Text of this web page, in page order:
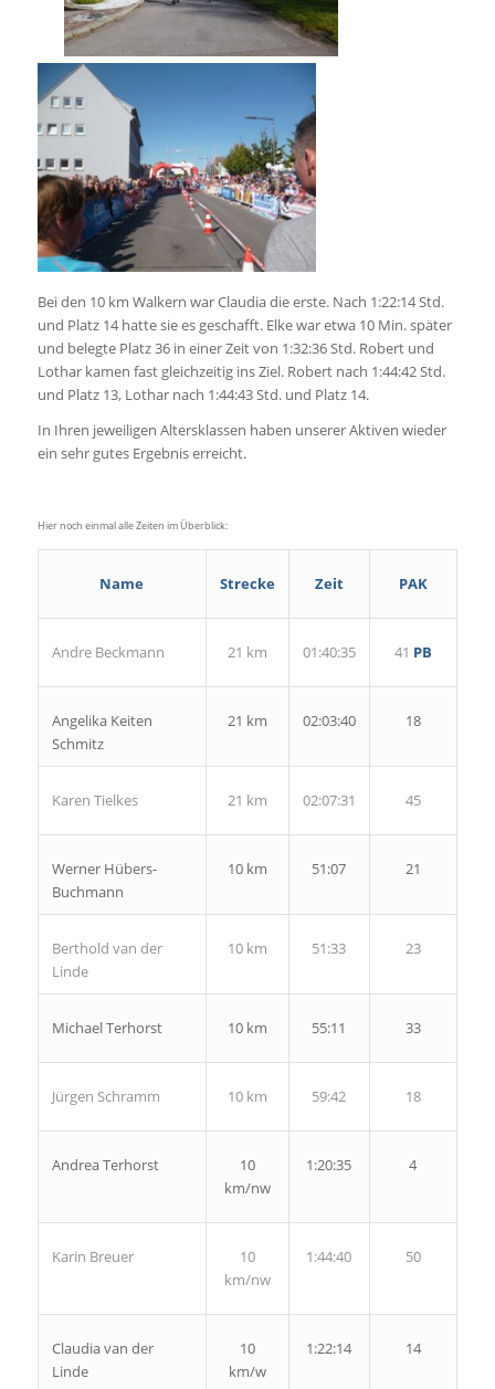
Bei den 10 km Walkern war Claudia die erste. Nach 1:22:14 Std.
und Platz 14 hatte sie es geschafft. Elke war etwa 10 Min. später
und belegte Platz 36 in einer Zeit von 1:32:36 Std. Robert und
Lothar kamen fast gleichzeitig ins Ziel. Robert nach 1:44:42 Std.
und Platz 13, Lothar nach 1:44:43 Std. und Platz 14.
In Ihren jeweiligen Altersklassen haben unserer Aktiven wieder
ein sehr gutes Ergebnis erreicht.
Hier noch einmal alle Zeiten im Überblick:
Name Strecke Zeit PAK
Andre Beckmann 21 km 01:40:35 41 PB
Angelika Keiten
Schmitz
21 km 02:03:40 18
Karen Tielkes 21 km 02:07:31 45
Werner Hübers-
Buchmann
10 km 51:07 21
Berthold van der
Linde
10 km 51:33 23
Michael Terhorst 10 km 55:11 33
Jürgen Schramm 10 km 59:42 18
Andrea Terhorst
10
km/nw
1:20:35 4
Karin Breuer
10
km/nw
1:44:40 50
Claudia van der
Linde
10
km/w
1:22:14 14